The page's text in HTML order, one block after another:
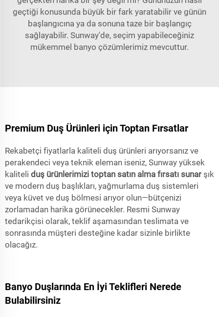
geçtiği konusunda büyük bir fark yaratabilir ve günün
başlangıcına ya da sonuna taze bir başlangıç
sağlayabilir. Sunway'de, seçim yapabileceğiniz
mükemmel banyo çözümlerimiz mevcuttur.
Premium Duş Ürünleri için Toptan Fırsatlar
Rekabetçi fiyatlarla kaliteli duş ürünleri arıyorsanız ve
perakendeci veya teknik eleman iseniz, Sunway yüksek
kaliteli duş ürünlerimizi toptan satın alma fırsatı sunar şık
ve modern duş başlıkları, yağmurlama duş sistemleri
veya küvet ve duş bölmesi arıyor olun—bütçenizi
zorlamadan harika görünecekler. Resmi Sunway
tedarikçisi olarak, teklif aşamasından teslimata ve
sonrasında müşteri desteğine kadar sizinle birlikte
olacağız.
Banyo Duşlarında En İyi Teklifleri Nerede
Bulabilirsiniz